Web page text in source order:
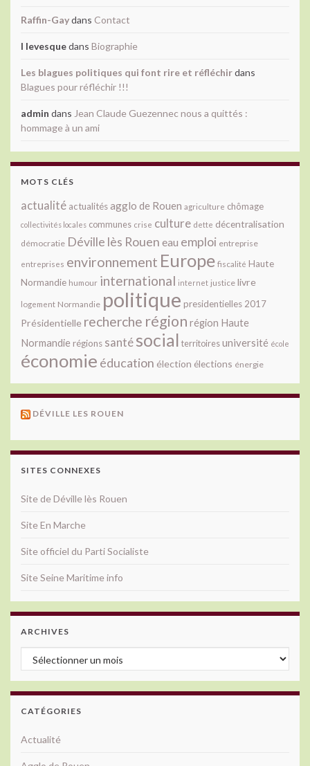
Raffin-Gaydans Contact
l levesquedans Biographie
Les blagues politiques qui font rire et réfléchirdans
Blagues pour réfléchir !!!
admin dans Jean Claude Guezennec nous a quittés :
hommage à un ami
MOTS CLÉS
actualité actualitésagglo de Rouen agriculture chômage
collectivités locales communes crise culture dette décentralisation
démocratie Déville lès Rouen eau emploi entreprise
entreprises environnement Europe fiscalité Haute
Normandie humour international internet justice livre
logement Normandie politique presidentielles 2017
Présidentielle recherche région région Haute
Normandie régions santésocial territoiresuniversité école
économie éducation élection élections énergie
DÉVILLE LES ROUEN
SITES CONNEXES
Site de Déville lès Rouen
Site En Marche
Site officiel du Parti Socialiste
Site Seine Maritime info
ARCHIVES
Archives
CATÉGORIES
Actualité